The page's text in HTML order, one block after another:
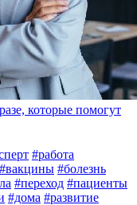
которые помогут
#работа
#вакцины #болезнь
#переход #пациенты
#дома #развитие